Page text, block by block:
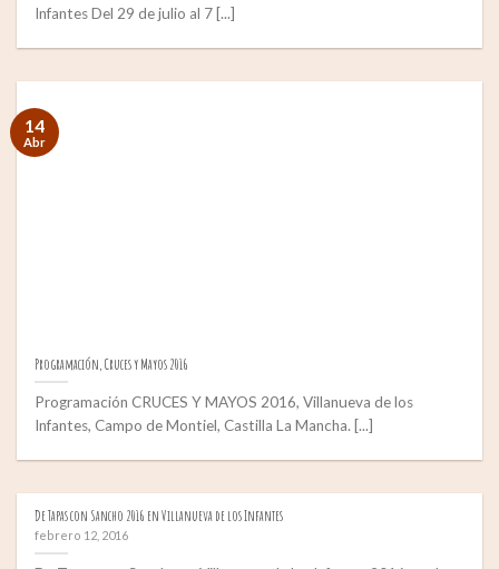
Infantes Del 29 de julio al 7 [...]
Programación, Cruces y Mayos 2016
Programación CRUCES Y MAYOS 2016, Villanueva de los
Infantes, Campo de Montiel, Castilla La Mancha. [...]
14
Abr
De Tapas con Sancho 2016 en Villanueva de los Infantes
febrero 12, 2016